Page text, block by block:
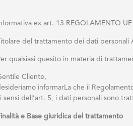
ex art. 13 REGOLAMENTO
del trattamento dei dati personali
qualsiasi quesito in materia di
Cliente,
informarLa che il
sensi dell’art. 5, i dati personali sono
e Base giuridica del trattamento